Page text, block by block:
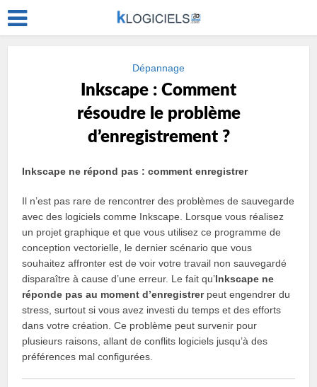
Dépannage
Inkscape : Comment
résoudre le problème
d’enregistrement ?
Inkscape ne répond pas : comment enregistrer
Il n’est pas rare de rencontrer des problèmes de sauvegarde
avec des logiciels comme Inkscape. Lorsque vous réalisez
un projet graphique et que vous utilisez ce programme de
conception vectorielle, le dernier scénario que vous
souhaitez affronter est de voir votre travail non sauvegardé
disparaître à cause d’une erreur. Le fait qu’Inkscape ne
réponde pas au moment d’enregistrerpeut engendrer du
stress, surtout si vous avez investi du temps et des efforts
dans votre création. Ce problème peut survenir pour
plusieurs raisons, allant de conflits logiciels jusqu’à des
préférences mal configurées.